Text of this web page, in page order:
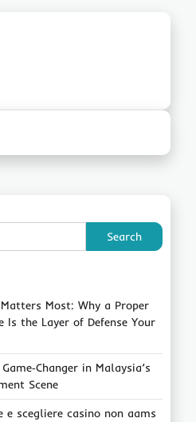
Search
Most: Why a Proper
Is the Layer of Defense Your
in Malaysia’s
Scene
e scegliere casino non aams